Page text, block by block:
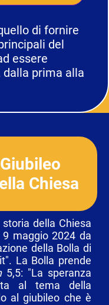
di fornire
del
essere
prima alla
Chiesa
della Chiesa
maggio 2024 da
della Bolla di
La Bolla prende
5,5: "La speranza
al tema della
al giubileo che è